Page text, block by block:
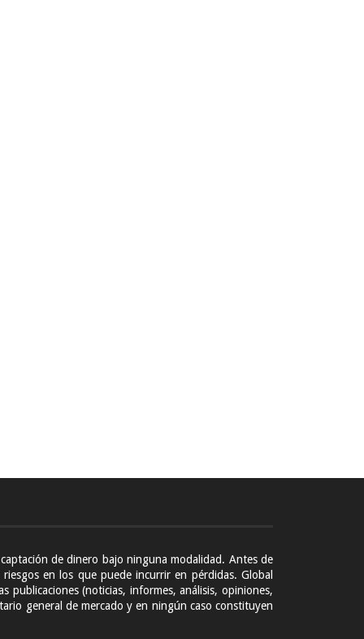
de dinero bajo ninguna modalidad. Antes de
en los que puede incurrir en pérdidas. Global
publicaciones (noticias, informes, análisis, opiniones,
general de mercado y en ningún caso constituyen